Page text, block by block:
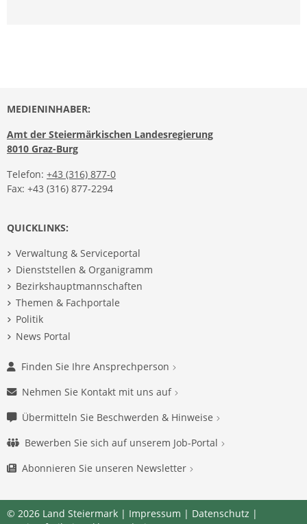
MEDIENINHABER:
Amt der Steiermärkischen Landesregierung
8010 Graz-Burg
Telefon: +43 (316) 877-0
Fax: +43 (316) 877-2294
QUICKLINKS:
Verwaltung & Serviceportal
Dienststellen & Organigramm
Bezirkshauptmannschaften
Themen & Fachportale
Politik
News Portal
Finden Sie Ihre Ansprechperson
Nehmen Sie Kontakt mit uns auf
Übermitteln Sie Beschwerden & Hinweise
Bewerben Sie sich auf unserem Job-Portal
Abonnieren Sie unseren Newsletter
© 2026 Land Steiermark | Impressum | Datenschutz |